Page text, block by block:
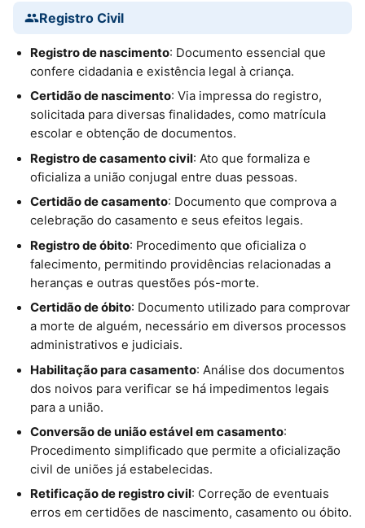
Registro Civil
Registro de nascimento: Documento essencial que
confere cidadania e existência legal à criança.
Certidão de nascimento: Via impressa do registro,
solicitada para diversas finalidades, como matrícula
escolar e obtenção de documentos.
Registro de casamento civil: Ato que formaliza e
oficializa a união conjugal entre duas pessoas.
Certidão de casamento: Documento que comprova a
celebração do casamento e seus efeitos legais.
Registro de óbito: Procedimento que oficializa o
falecimento, permitindo providências relacionadas a
heranças e outras questões pós-morte.
Certidão de óbito: Documento utilizado para comprovar
a morte de alguém, necessário em diversos processos
administrativos e judiciais.
Habilitação para casamento: Análise dos documentos
dos noivos para verificar se há impedimentos legais
para a união.
Conversão de união estável em casamento:
Procedimento simplificado que permite a oficialização
civil de uniões já estabelecidas.
Retificação de registro civil: Correção de eventuais
erros em certidões de nascimento, casamento ou óbito.